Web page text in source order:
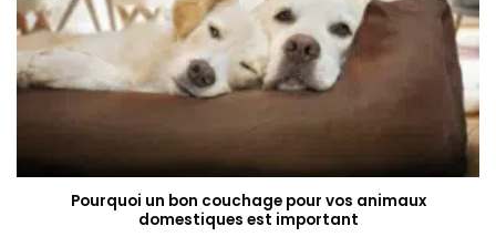
Pourquoi un bon couchage pour vos animaux
domestiques est important